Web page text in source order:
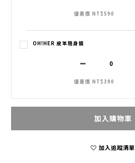
優惠價 NT$590
OH!HER 皮革隨身鏡
優惠價 NT$390
加入購物車
加入追蹤清單